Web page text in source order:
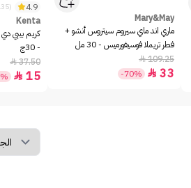
Mary&May
ماري اند ماي سيروم سيتروس أنشو +
فطر تريملا فوسيفورميس - 30 مل
109.25

33

-70%
4.9
(135)
Kenta
كريم بيبي دي
- 30ج
37.50

15
